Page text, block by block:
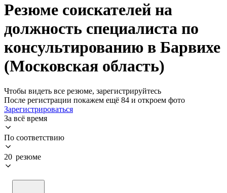
Резюме соискателей на
должность специалиста по
консультированию в Барвихе
(Московская область)
Чтобы видеть все резюме, зарегистрируйтесь
После регистрации покажем ещё 84 и откроем фото
Зарегистрироваться
За всё время
По соответствию
20 резюме